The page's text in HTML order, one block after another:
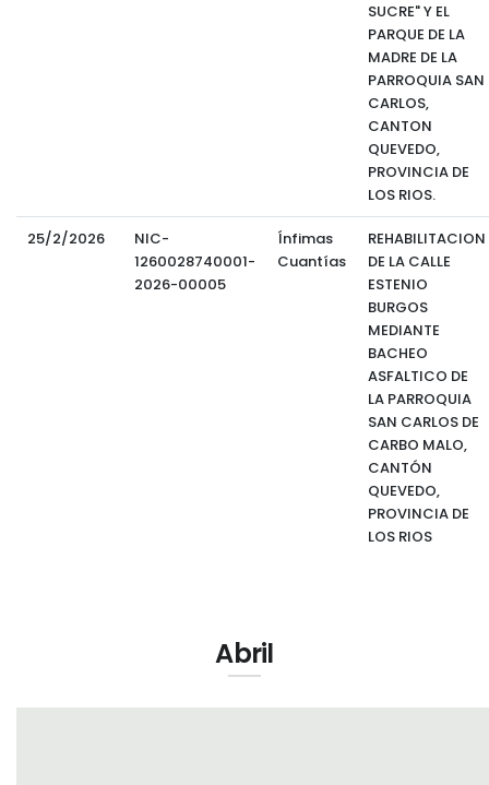
SUCRE" Y EL
PARQUE DE LA
MADRE DE LA
PARROQUIA SAN
CARLOS,
CANTON
QUEVEDO,
PROVINCIA DE
LOS RIOS.
25/2/2026
NIC-
1260028740001-
2026-00005
Ínfimas
Cuantías
REHABILITACION
DE LA CALLE
ESTENIO
BURGOS
MEDIANTE
BACHEO
ASFALTICO DE
LA PARROQUIA
SAN CARLOS DE
CARBO MALO,
CANTÓN
QUEVEDO,
PROVINCIA DE
LOS RIOS
Abril